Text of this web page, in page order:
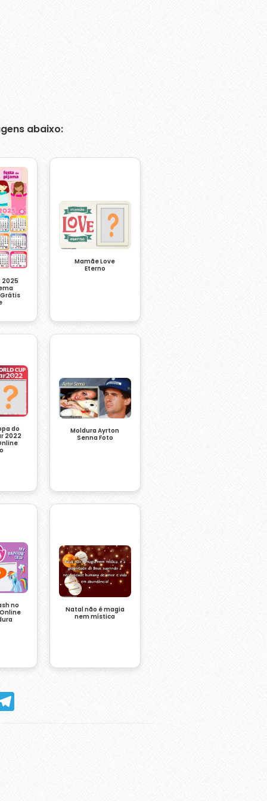
abaixo:
2025
Mamãe Love
Eterno
do
2022
Moldura Ayrton
Senna Foto
no
Natal não é magia
nem mística
Telegram